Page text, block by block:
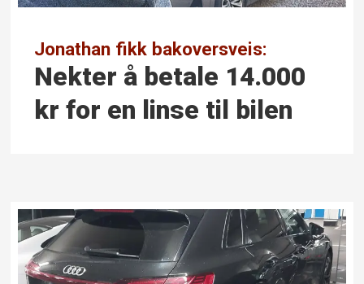
Jonathan fikk bakoversveis:
Nekter å betale 14.000
kr for en linse til bilen